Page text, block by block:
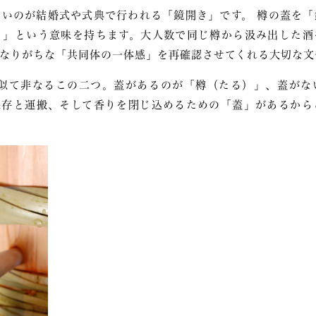
のが結婚式や式典で行われる「鏡開き」です。 樽の蓋を
という意味を持ちます。大人数で同じ樽から汲み出した
りがちな「共同体の一体感」を再確認させてくれる大切な
て非なるこの二つ。蓋があるのが「樽（たる）」、蓋がな
と運搬、そして香りを閉じ込めるための「蓋」があるか